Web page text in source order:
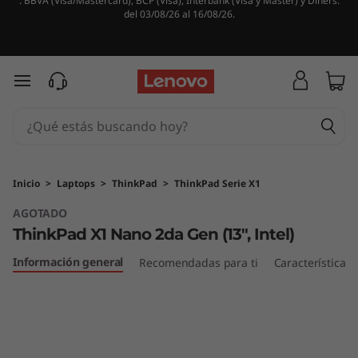
h
P
a
d
del 03/08/26 al 16/08/26.
Ir al contenido principal
Inicio > Laptops > ThinkPad > ThinkPad Serie X1
AGOTADO
ThinkPad X1 Nano 2da Gen (13", Intel)
Información general Recomendadas para ti Características